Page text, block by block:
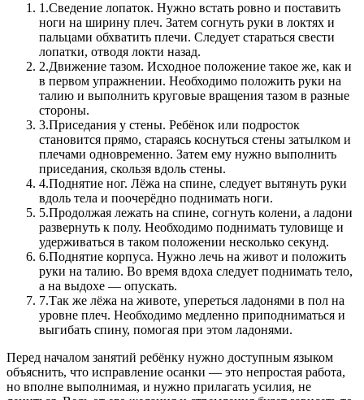
1.Сведение лопаток. Нужно встать ровно и поставить
ноги на ширину плеч. Затем согнуть руки в локтях и
пальцами обхватить плечи. Следует стараться свести
лопатки, отводя локти назад.
2.Движение тазом. Исходное положение такое же, как и
в первом упражнении. Необходимо положить руки на
талию и выполнить круговые вращения тазом в разные
стороны.
3.Приседания у стены. Ребёнок или подросток
становится прямо, стараясь коснуться стены затылком и
плечами одновременно. Затем ему нужно выполнить
приседания, скользя вдоль стены.
4.Поднятие ног. Лёжа на спине, следует вытянуть руки
вдоль тела и поочерёдно поднимать ноги.
5.Продолжая лежать на спине, согнуть колени, а ладони
развернуть к полу. Необходимо поднимать туловище и
удерживаться в таком положении несколько секунд.
6.Поднятие корпуса. Нужно лечь на живот и положить
руки на талию. Во время вдоха следует поднимать тело,
а на выдохе — опускать.
7.Так же лёжа на животе, упереться ладонями в пол на
уровне плеч. Необходимо медленно приподниматься и
выгибать спину, помогая при этом ладонями.
Перед началом занятий ребёнку нужно доступным языком
объяснить, что исправление осанки — это непростая работа,
но вполне выполнимая, и нужно прилагать усилия, не